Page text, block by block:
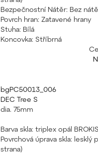
Bezpečnostní Nátěr: Bez
Povrch hran: Zatavené hrany
Stuha: Bílá
Koncovka: Stříbrná
bgPC50013_006
DEC Tree S
dia. 75mm
Barva skla: triplex opál
Povrchová úprava skla: lesklý
strana)